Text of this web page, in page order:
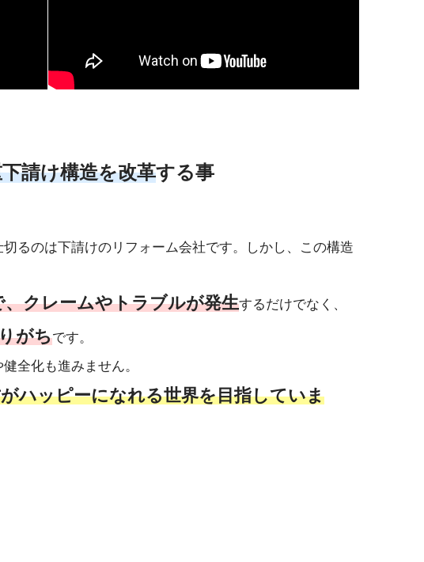
請け構造を改革する事
るのは下請けのリフォーム会社です。しかし、この構造
クレームやトラブルが発生するだけでなく、
がちです。
全化も進みません。
ハッピーになれる世界を目指していま